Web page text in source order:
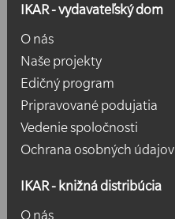
IKAR - vydavateľský dom
O nás
Naše projekty
Edičný program
Pripravované podujatia
Vedenie spoločnosti
Ochrana osobných údajov
IKAR - knižná distribúcia
O nás